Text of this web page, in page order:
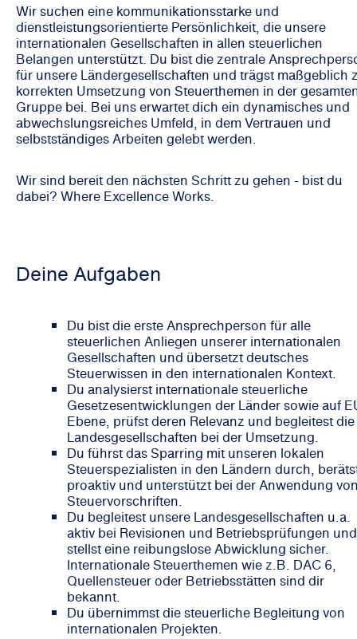
Wir suchen eine kommunikationsstarke und
dienstleistungsorientierte Persönlichkeit, die unsere
internationalen Gesellschaften in allen steuerlichen
Belangen unterstützt. Du bist die zentrale
für unsere Ländergesellschaften und trägst maßgeblich
korrekten Umsetzung von Steuerthemen in der
Gruppe bei. Bei uns erwartet dich ein dynamisches und
abwechslungsreiches Umfeld, in dem Vertrauen und
selbstständiges Arbeiten gelebt werden.
Wir sind bereit den nächsten Schritt zu gehen - bist du
dabei? Where Excellence Works.
Deine Aufgaben
Du bist die erste Ansprechperson für alle
steuerlichen Anliegen unserer internationalen
Gesellschaften und übersetzt deutsches
Steuerwissen in den internationalen Kontext.
Du analysierst internationale steuerliche
Gesetzesentwicklungen der Länder sowie auf
Ebene, prüfst deren Relevanz und begleitest die
Landesgesellschaften bei der Umsetzung.
Du führst das Sparring mit unseren lokalen
Steuerspezialisten in den Ländern durch,
proaktiv und unterstützt bei der Anwendung
Steuervorschriften.
Du begleitest unsere Landesgesellschaften u.a.
aktiv bei Revisionen und Betriebsprüfungen und
stellst eine reibungslose Abwicklung sicher.
Internationale Steuerthemen wie z.B. DAC 6,
Quellensteuer oder Betriebsstätten sind dir
bekannt.
Du übernimmst die steuerliche Begleitung von
internationalen Projekten.